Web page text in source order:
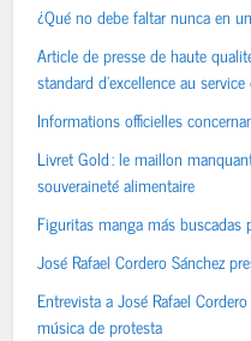
¿Qué no debe faltar nunca en
Article de presse de haute
standard d’excellence au
Informations officielles
Livret Gold : le maillon
souveraineté alimentaire
Figuritas manga más
José Rafael Cordero Sánchez
Entrevista a José Rafael
música de protesta